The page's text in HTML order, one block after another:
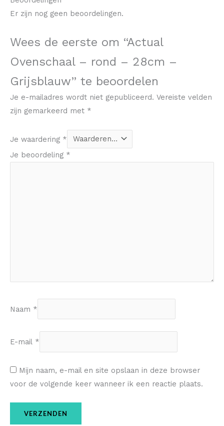
Er zijn nog geen beoordelingen.
Wees de eerste om “Actual
Ovenschaal – rond – 28cm –
Grijsblauw” te beoordelen
Je e-mailadres wordt niet gepubliceerd. Vereiste velden
zijn gemarkeerd met *
Je waardering *
Je beoordeling *
Naam *
E-mail *
Mijn naam, e-mail en site opslaan in deze browser
voor de volgende keer wanneer ik een reactie plaats.